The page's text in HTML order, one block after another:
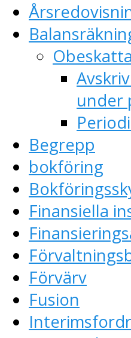
under
Begrepp
bokföring
Finansiella
Förvärv
Fusion